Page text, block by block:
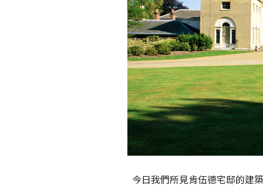
今日我們所見肯伍德宅邸的建